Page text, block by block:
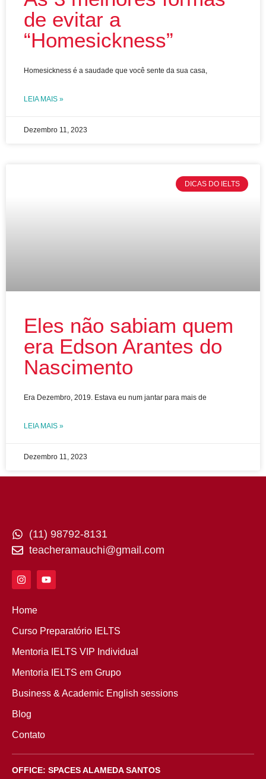
de evitar a
“Homesickness”
Homesickness é a saudade que você sente da sua casa,
LEIA MAIS »
Dezembro 11, 2023
DICAS DO IELTS
Eles não sabiam quem
era Edson Arantes do
Nascimento
Era Dezembro, 2019. Estava eu num jantar para mais de
LEIA MAIS »
Dezembro 11, 2023
(11) 98792-8131
teacheramauchi@gmail.com
Home
Curso Preparatório IELTS
Mentoria IELTS VIP Individual
Mentoria IELTS em Grupo
Business & Academic English sessions
Blog
Contato
OFFICE: SPACES ALAMEDA SANTOS